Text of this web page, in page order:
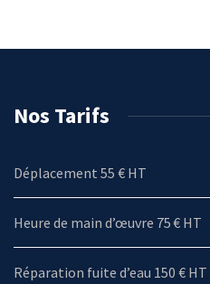
Nos Tarifs
Déplacement 55 € HT
Heure de main d’œuvre 75 € HT
Réparation fuite d’eau 150 € HT